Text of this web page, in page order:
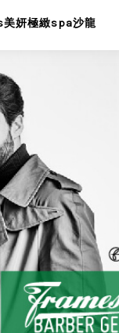
妍極緻spa沙龍